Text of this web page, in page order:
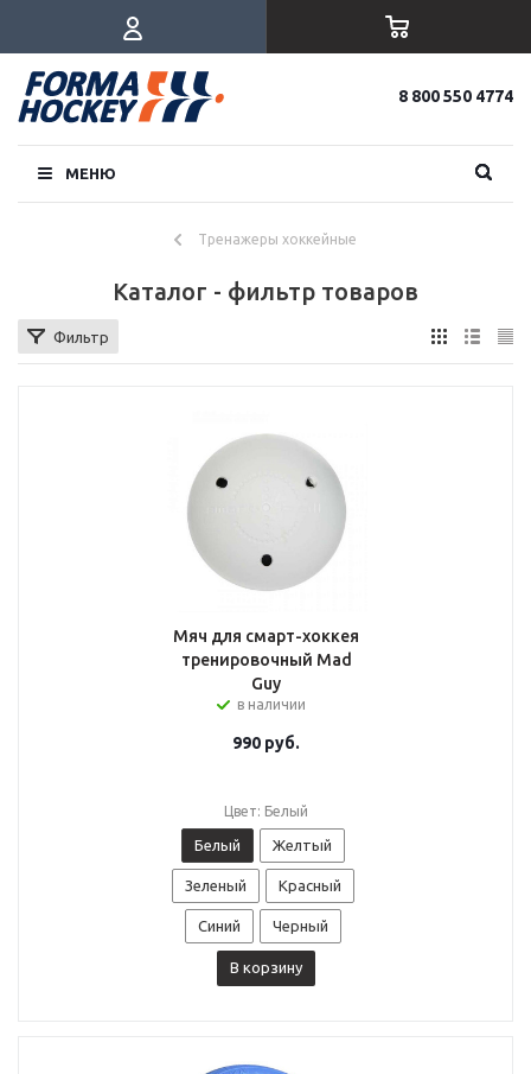
8 800 550 4774
МЕНЮ
Тренажеры хоккейные
Каталог - фильтр товаров
Фильтр
Мяч для смарт-хоккея
тренировочный Mad
Guy
в наличии
990 руб.
Цвет: Белый
Белый Желтый
Зеленый Красный
Синий Черный
В корзину